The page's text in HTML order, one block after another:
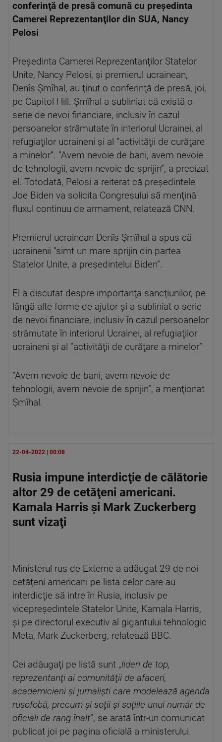
conferinţă de presă comună cu preşedinta
Camerei Reprezentanţilor din SUA, Nancy
Pelosi
Preşedinta Camerei Reprezentanţilor Statelor
Unite, Nancy Pelosi, şi premierul ucrainean,
Denîs Şmîhal, au ţinut o conferinţă de presă, joi,
pe Capitol Hill. Şmîhal a subliniat că există o
serie de nevoi financiare, inclusiv în cazul
persoanelor strămutate în interiorul Ucrainei, al
refugiaţilor ucraineni şi al ”activităţii de curăţare
a minelor”. ”Avem nevoie de bani, avem nevoie
de tehnologii, avem nevoie de sprijin”, a precizat
el. Totodată, Pelosi a reiterat că preşedintele
Joe Biden va solicita Congresului să menţină
fluxul continuu de armament, relatează CNN.
Premierul ucrainean Denîs Şmîhal a spus că
ucrainenii ”simt un mare sprijin din partea
Statelor Unite, a preşedintelui Biden”.
El a discutat despre importanţa sancţiunilor, pe
lângă alte forme de ajutor şi a subliniat o serie
de nevoi financiare, inclusiv în cazul persoanelor
strămutate în interiorul Ucrainei, al refugiaţilor
ucraineni şi al ”activităţii de curăţare a minelor”
”Avem nevoie de bani, avem nevoie de
tehnologii, avem nevoie de sprijin”, a menţionat
Şmîhal.
22-04-2022 | 00:08
Rusia impune interdicţie de călătorie
altor 29 de cetăţeni americani.
Kamala Harris şi Mark Zuckerberg
sunt vizaţi
Ministerul rus de Externe a adăugat 29 de noi
cetăţeni americani pe lista celor care au
interdicţie să intre în Rusia, inclusiv pe
vicepreşedintele Statelor Unite, Kamala Harris,
şi pe directorul executiv al gigantului tehnologic
Meta, Mark Zuckerberg, relatează BBC.
Cei adăugaţi pe listă sunt „lideri de top,
reprezentanţi ai comunităţii de afaceri,
academicieni şi jurnalişti care modelează agenda
rusofobă, precum şi soţii şi soţiile unui număr de
oficiali de rang înalt”, se arată într-un comunicat
publicat joi pe pagina oficială a ministerului.